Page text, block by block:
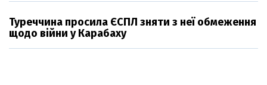
Туреччина просила ЄСПЛ зняти з неї обмеження
щодо війни у Карабаху